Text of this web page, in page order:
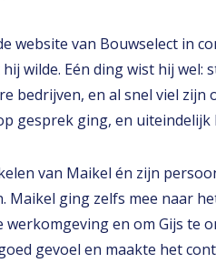
website van Bouwselect in
wilde. Eén ding wist hij
bedrijven, en al snel viel zijn
gesprek ging, en uiteindelijk
van Maikel én zijn
Maikel ging zelfs mee naar
en om Gijs te
gevoel en maakte het